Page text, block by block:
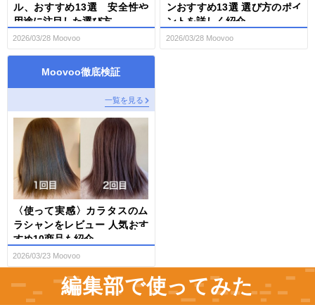
ル、おすすめ13選 安全性や
用途に注目した選び方
2026/03/28 Moovoo
ンおすすめ13選 選び方のポイ
ントを詳しく紹介
2026/03/28 Moovoo
Moovoo徹底検証
一覧を見る
〈使って実感〉カラタスのム
ラシャンをレビュー 人気おす
すめ10商品も紹介
2026/03/23 Moovoo
編集部で使ってみた